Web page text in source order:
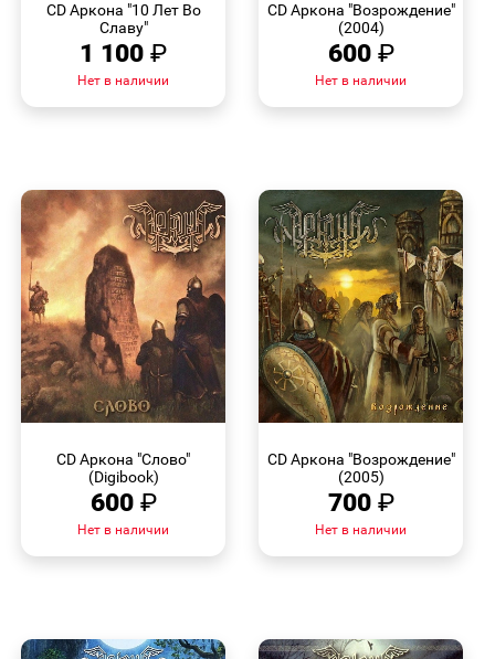
CD Аркона "10 Лет Во
Славу"
1 100 ₽
Нет в наличии
CD Аркона "Возрождение"
(2004)
600 ₽
Нет в наличии
CD Аркона "Слово"
(Digibook)
600 ₽
Нет в наличии
CD Аркона "Возрождение"
(2005)
700 ₽
Нет в наличии